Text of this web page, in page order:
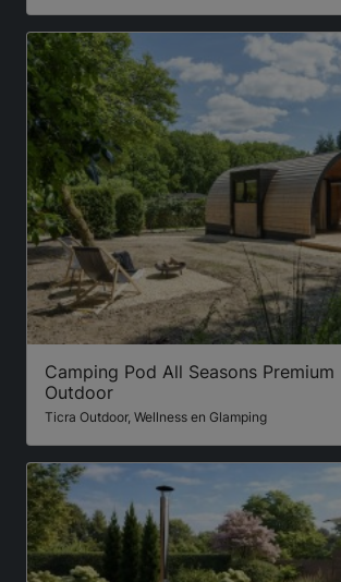
Camping Pod All Seasons Premium
Outdoor
Ticra Outdoor, Wellness en Glamping